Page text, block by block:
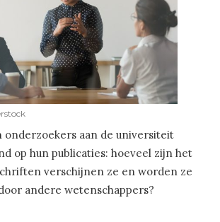
aan de universiteit
op hun publicaties: hoeveel zijn het
verschijnen ze en worden ze
andere wetenschappers?